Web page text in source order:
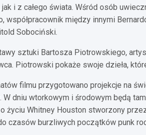
i z całego świata. Wśród osób
współpracownik między innymi
Sobociński.
sztuki Bartosza Piotrowskiego,
Piotrowski pokaże swoje dzieła,
filmu przygotowano projekcje na
W dniu wtorkowym i środowym będą
życiu Whitney Houston stworzony
czasów burzliwych początków punk